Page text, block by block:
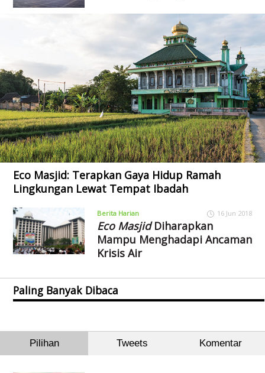
Eco Masjid: Terapkan Gaya Hidup Ramah
Lingkungan Lewat Tempat Ibadah
Berita Harian 16 Jun 2018
Eco MasjidDiharapkan
Mampu Menghadapi Ancaman
Krisis Air
Paling Banyak Dibaca
Pilihan Tweets Komentar